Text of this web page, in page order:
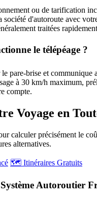
ou de tarification
société d'autoroute avec
traitées
le télépéage ?
pare-brise et communique
à 30 km/h maximum,
compte.
Voyage en
calculer précisément le
alternatives.
🗺️ Itinéraires Gratuits
Autoroutier